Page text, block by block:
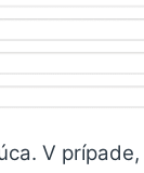
V